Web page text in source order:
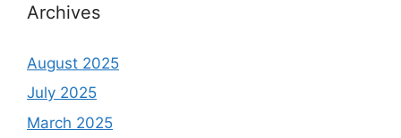
Archives
August 2025
July 2025
March 2025